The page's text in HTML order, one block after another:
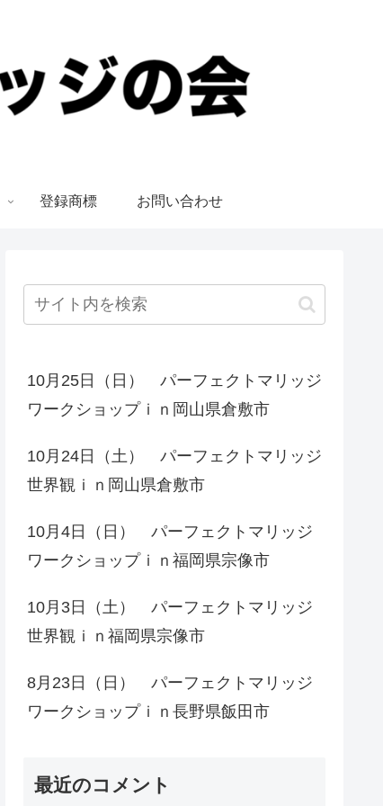
登録商標 お問い合わせ
10月25日（日） パーフェクトマリッジ
ワークショップｉｎ岡山県倉敷市
10月24日（土） パーフェクトマリッジ
世界観ｉｎ岡山県倉敷市
10月4日（日） パーフェクトマリッジ
ワークショップｉｎ福岡県宗像市
10月3日（土） パーフェクトマリッジ
世界観ｉｎ福岡県宗像市
8月23日（日） パーフェクトマリッジ
ワークショップｉｎ長野県飯田市
最近のコメント